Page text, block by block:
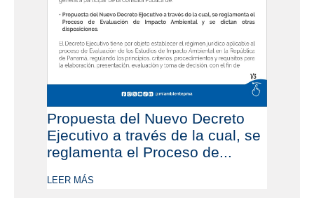
Propuesta del Nuevo Decreto
Ejecutivo a través de la cual, se
reglamenta el Proceso de...
LEER MÁS